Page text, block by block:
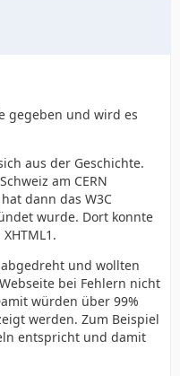
gegeben und wird es
aus der Geschichte.
am CERN
dann das W3C
wurde. Dort konnte
und wollten
bei Fehlern nicht
würden über 99%
werden. Zum Beispiel
entspricht und damit